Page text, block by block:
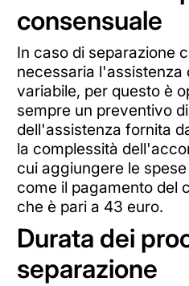
consensuale
In caso di separazione
necessaria l'assistenza
variabile, per questo è
sempre un preventivo
dell'assistenza fornita
la complessità
cui aggiungere le
come il pagamento del
che è pari a 43 euro.
Durata dei
separazione